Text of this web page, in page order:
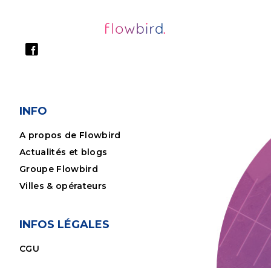
INFO
A propos de Flowbird
Actualités et blogs
Groupe Flowbird
Villes & opérateurs
INFOS LÉGALES
CGU